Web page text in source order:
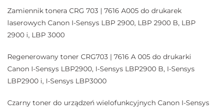
Zamiennik tonera CRG 703 | 7616 A005 do drukarek
laserowych Canon I-Sensys LBP 2900, LBP 2900 B, LBP
2900 i, LBP 3000
Regenerowany toner CRG703 | 7616 A 005 do drukarki
Canon I-Sensys LBP2900, I-Sensys LBP2900 B, I-Sensys
LBP2900 i, I-Sensys LBP3000
Czarny toner do urządzeń wielofunkcyjnych Canon I-Sensys